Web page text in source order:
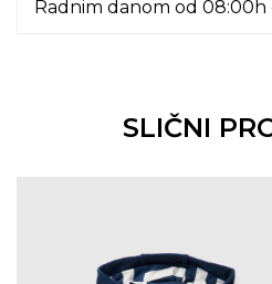
Radnim danom od 08:00h
SLIČNI